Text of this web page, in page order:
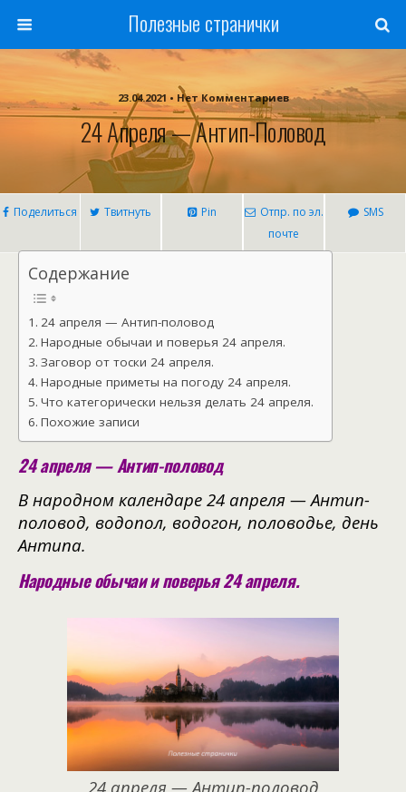
Полезные странички
23.04.2021 • Нет Комментариев
24 Апреля — Антип-Половод
Поделиться Твитнуть Pin
Отпр. по эл.
почте
SMS
Содержание
24 апреля — Антип-половод
Народные обычаи и поверья 24 апреля.
Заговор от тоски 24 апреля.
Народные приметы на погоду 24 апреля.
Что категорически нельзя делать 24 апреля.
Похожие записи
24 апреля — Антип-половод
В народном календаре 24 апреля — Антип-
половод, водопол, водогон, половодье, день
Антипа.
Народные обычаи и поверья 24 апреля.
24 апреля — Антип-половод